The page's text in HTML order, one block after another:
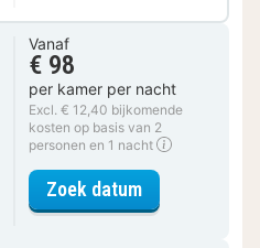
Vanaf
€ 98
per kamer per nacht
Excl. € 12,40 bijkomende
kosten op basis van 2
personen en 1 nacht
Zoek datumvoor Sea